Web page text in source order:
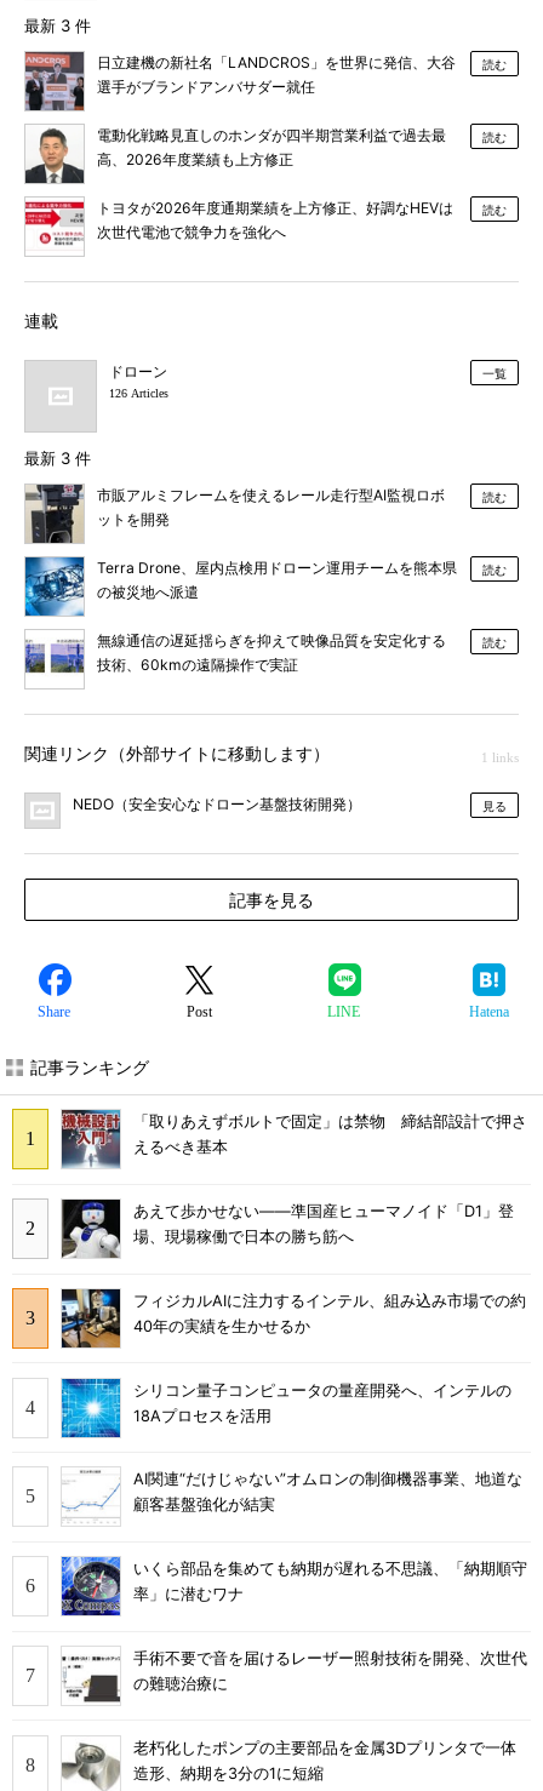
最新 3 件
日立建機の新社名「LANDCROS」を世界に発信、大谷
選手がブランドアンバサダー就任
読む
電動化戦略見直しのホンダが四半期営業利益で過去最
高、2026年度業績も上方修正
読む
トヨタが2026年度通期業績を上方修正、好調なHEVは
次世代電池で競争力を強化へ
読む
連載
ドローン
126 Articles
一覧
最新 3 件
市販アルミフレームを使えるレール走行型AI監視ロボ
ットを開発
読む
Terra Drone、屋内点検用ドローン運用チームを熊本県
の被災地へ派遣
読む
無線通信の遅延揺らぎを抑えて映像品質を安定化する
技術、60kmの遠隔操作で実証
読む
関連リンク（外部サイトに移動します） 1 links
NEDO（安全安心なドローン基盤技術開発） 見る
記事を見る
Share Post LINE Hatena
記事ランキング
「取りあえずボルトで固定」は禁物 締結部設計で押さ
えるべき基本
あえて歩かせない――準国産ヒューマノイド「D1」登
場、現場稼働で日本の勝ち筋へ
フィジカルAIに注力するインテル、組み込み市場での約
40年の実績を生かせるか
シリコン量子コンピュータの量産開発へ、インテルの
18Aプロセスを活用
AI関連“だけじゃない”オムロンの制御機器事業、地道な
顧客基盤強化が結実
いくら部品を集めても納期が遅れる不思議、「納期順守
率」に潜むワナ
手術不要で音を届けるレーザー照射技術を開発、次世代
の難聴治療に
老朽化したポンプの主要部品を金属3Dプリンタで一体
造形、納期を3分の1に短縮